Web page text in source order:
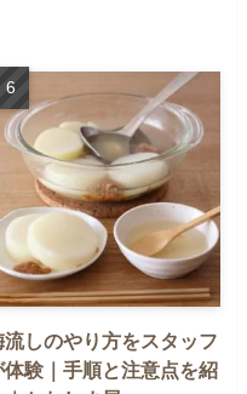
流しのやり方をスタッフ
体験｜手順と注意点を紹